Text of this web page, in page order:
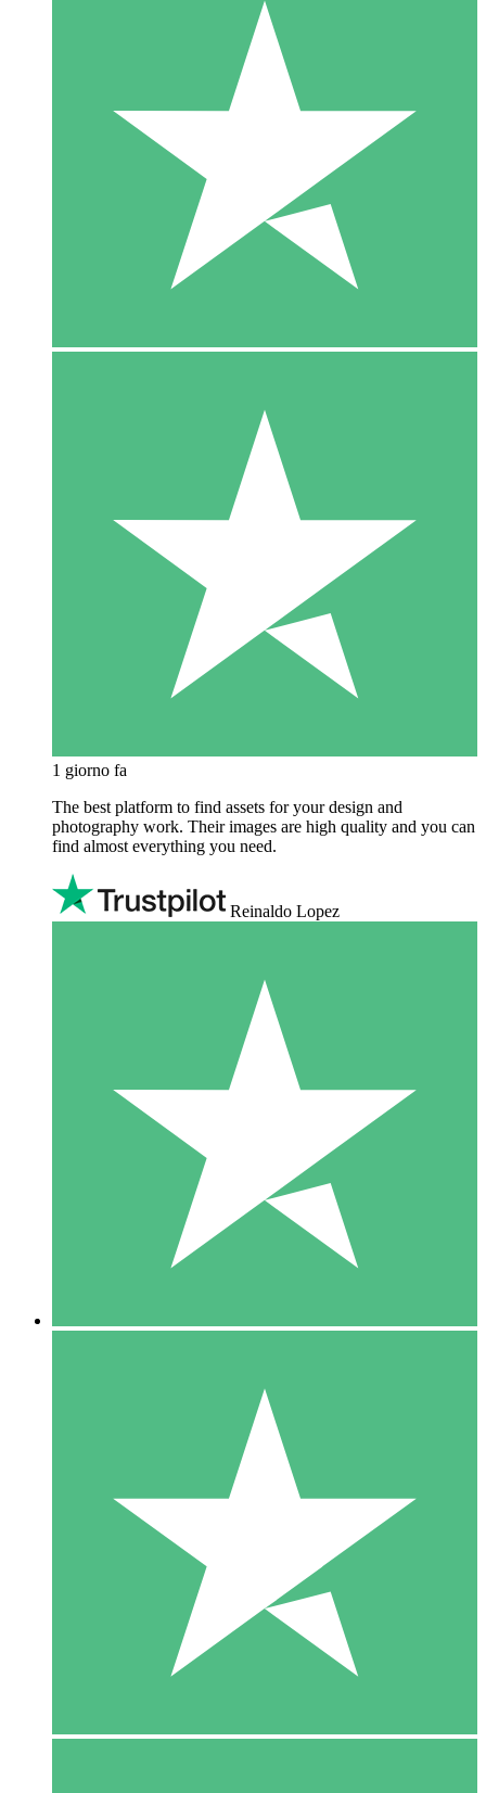
1 giorno fa
The best platform to find assets for your design and
photography work. Their images are high quality and you can
find almost everything you need.
Reinaldo Lopez